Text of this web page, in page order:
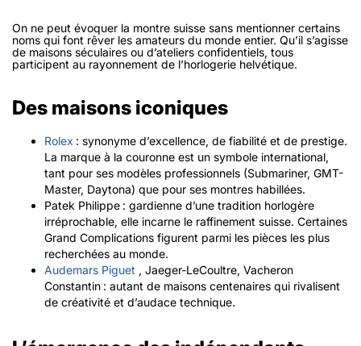
On ne peut évoquer la montre suisse sans mentionner certains
noms qui font rêver les amateurs du monde entier. Qu’il s’agisse
de maisons séculaires ou d’ateliers confidentiels, tous
participent au rayonnement de l’horlogerie helvétique.
Des maisons iconiques
Rolex : synonyme d’excellence, de fiabilité et de prestige.
La marque à la couronne est un symbole international,
tant pour ses modèles professionnels (Submariner, GMT-
Master, Daytona) que pour ses montres habillées.
Patek Philippe : gardienne d’une tradition horlogère
irréprochable, elle incarne le raffinement suisse. Certaines
Grand Complications figurent parmi les pièces les plus
recherchées au monde.
Audemars Piguet , Jaeger-LeCoultre, Vacheron
Constantin : autant de maisons centenaires qui rivalisent
de créativité et d’audace technique.